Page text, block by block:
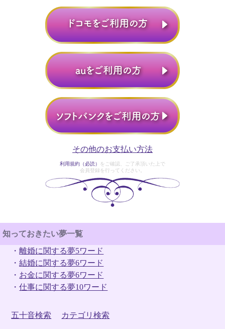
その他のお支払い方法
利用規約（必読）
をご確認、ご了承頂いた上で
会員登録を行ってください。
知っておきたい夢一覧
・離婚に関する夢5ワード
・結婚に関する夢6ワード
・ お金に関する夢6ワード
・仕事に関する夢10ワード
五十音検索 カテゴリ検索